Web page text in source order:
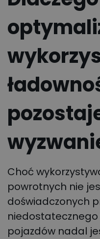
Choć
powrotnych nie
doświadczonych
pojazdów nadal